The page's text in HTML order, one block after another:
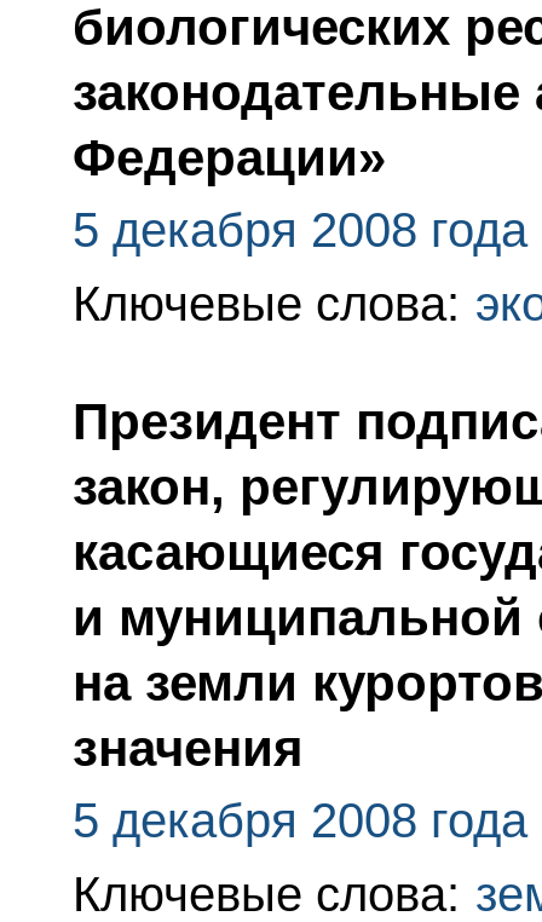
биологических
законодательные
Федерации»
5 декабря 2008 года
Ключевые слова:
Президент
закон,
касающиеся
и муниципальной
на земли
значения
5 декабря 2008 года
Ключевые слова: